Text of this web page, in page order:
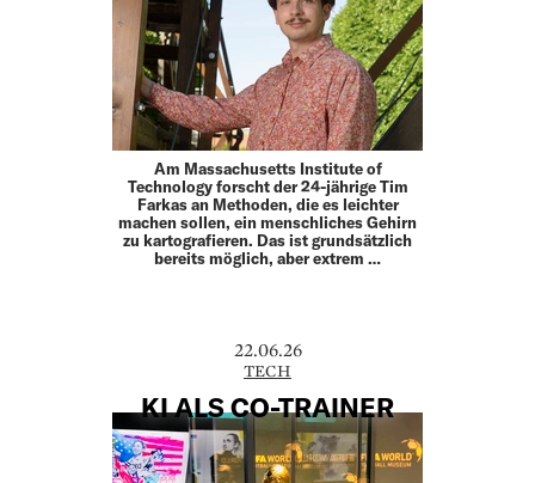
Am Massachusetts Institute of
Technology forscht der 24-jährige Tim
Farkas an Methoden, die es leichter
machen sollen, ein menschliches Gehirn
zu kartografieren. Das ist grundsätzlich
bereits möglich, aber extrem …
22.06.26
TECH
KI ALS CO-TRAINER